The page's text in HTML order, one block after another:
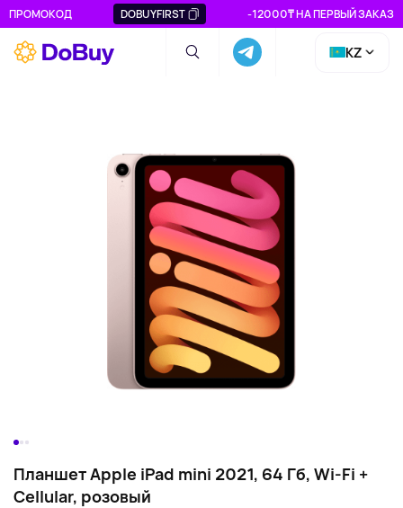
ПРОМОКОД DOBUYFIRST -12000₸ НА ПЕРВЫЙ ЗАКАЗ
KZ
Планшет Apple iPad mini 2021, 64 Гб, Wi-Fi +
Cellular, розовый